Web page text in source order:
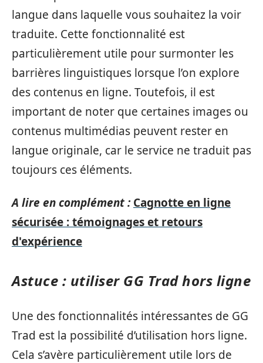
langue dans laquelle vous souhaitez la voir
traduite. Cette fonctionnalité est
particulièrement utile pour surmonter les
barrières linguistiques lorsque l’on explore
des contenus en ligne. Toutefois, il est
important de noter que certaines images ou
contenus multimédias peuvent rester en
langue originale, car le service ne traduit pas
toujours ces éléments.
A lire en complément : Cagnotte en ligne
sécurisée : témoignages et retours
d'expérience
Astuce : utiliser GG Trad hors ligne
Une des fonctionnalités intéressantes de GG
Trad est la possibilité d’utilisation hors ligne.
Cela s’avère particulièrement utile lors de